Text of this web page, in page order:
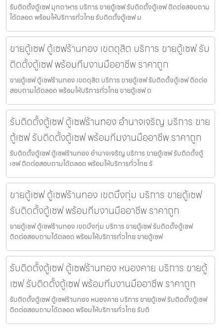
รับติดตั้งตู้เซฟ มุกดาหาร บริการ ขายตู้เซฟ รับติดตั้งตู้เซฟ ติดต่อสอบถาม
ได้ตลอด พร้อมให้บริการทั่วไทย รับติดตั้งตู้เซฟ ม
ขายตู้เซฟ ตู้เซฟร้านทอง เขตดุสิต บริการ ขายตู้เซฟ รับ
ติดตั้งตู้เซฟ พร้อมทีมงานมืออาชีพ ราคาถูก
ขายตู้เซฟ ตู้เซฟร้านทอง เขตดุสิต บริการ ขายตู้เซฟ รับติดตั้งตู้เซฟ ติดต่อ
สอบถามได้ตลอด พร้อมให้บริการทั่วไทย ขายตู้เซฟ ต
รับติดตั้งตู้เซฟ ตู้เซฟร้านทอง อำนาจเจริญ บริการ ขาย
ตู้เซฟ รับติดตั้งตู้เซฟ พร้อมทีมงานมืออาชีพ ราคาถูก
รับติดตั้งตู้เซฟ ตู้เซฟร้านทอง อำนาจเจริญ บริการ ขายตู้เซฟ รับติดตั้งตู้
เซฟ ติดต่อสอบถามได้ตลอด พร้อมให้บริการทั่วไทย รั
ขายตู้เซฟ ตู้เซฟร้านทอง เขตบึงกุ่ม บริการ ขายตู้เซฟ
รับติดตั้งตู้เซฟ พร้อมทีมงานมืออาชีพ ราคาถูก
ขายตู้เซฟ ตู้เซฟร้านทอง เขตบึงกุ่ม บริการ ขายตู้เซฟ รับติดตั้งตู้เซฟ
ติดต่อสอบถามได้ตลอด พร้อมให้บริการทั่วไทย ขายตู้เซฟ
รับติดตั้งตู้เซฟ ตู้เซฟร้านทอง หนองคาย บริการ ขายตู้
เซฟ รับติดตั้งตู้เซฟ พร้อมทีมงานมืออาชีพ ราคาถูก
รับติดตั้งตู้เซฟ ตู้เซฟร้านทอง หนองคาย บริการ ขายตู้เซฟ รับติดตั้งตู้เซฟ
ติดต่อสอบถามได้ตลอด พร้อมให้บริการทั่วไทย รับติ